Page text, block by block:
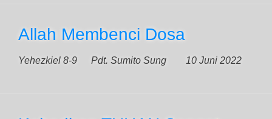
Allah Membenci Dosa
Yehezkiel 8-9 10 Juni 2022
Pdt. Sumito Sung